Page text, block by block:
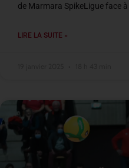
de Marmara SpikeLigue face
LIRE LA SUITE »